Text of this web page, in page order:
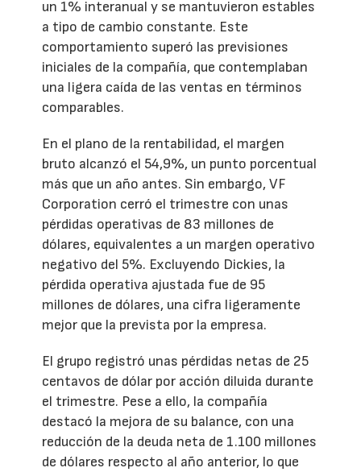
un 1% interanual y se mantuvieron estables
a tipo de cambio constante. Este
comportamiento superó las previsiones
iniciales de la compañía, que contemplaban
una ligera caída de las ventas en términos
comparables.
En el plano de la rentabilidad, el margen
bruto alcanzó el 54,9%, un punto porcentual
más que un año antes. Sin embargo, VF
Corporation cerró el trimestre con unas
pérdidas operativas de 83 millones de
dólares, equivalentes a un margen operativo
negativo del 5%. Excluyendo Dickies, la
pérdida operativa ajustada fue de 95
millones de dólares, una cifra ligeramente
mejor que la prevista por la empresa.
El grupo registró unas pérdidas netas de 25
centavos de dólar por acción diluida durante
el trimestre. Pese a ello, la compañía
destacó la mejora de su balance, con una
reducción de la deuda neta de 1.100 millones
de dólares respecto al año anterior, lo que